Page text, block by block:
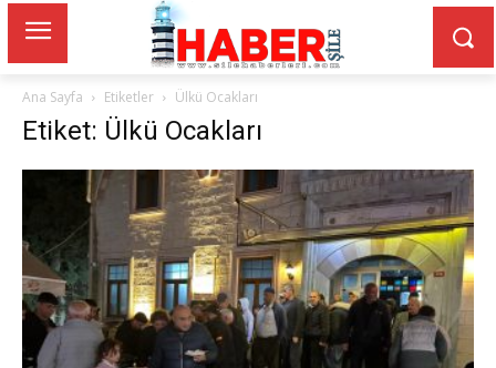
Ana Sayfa Etiketler Ülkü Ocakları
Etiket: Ülkü Ocakları